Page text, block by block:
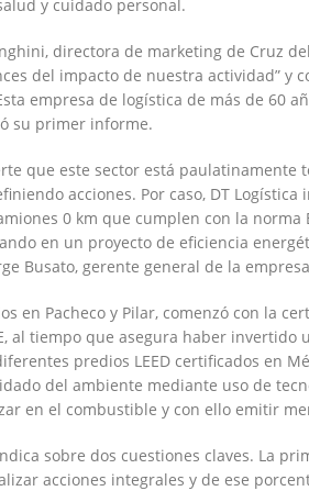
y cuidado personal.
directora de marketing de Cruz
del impacto de nuestra actividad” y
empresa de logística de más de 60
su primer informe.
que este sector está
acciones. Por caso, DT
0 km que cumplen con la
en un proyecto de eficiencia
Busato, gerente general de la
en Pacheco y Pilar, comenzó con la
al tiempo que asegura haber
predios LEED certificados en
del ambiente mediante uso de
en el combustible y con ello emitir
sobre dos cuestiones claves. La
acciones integrales y de ese